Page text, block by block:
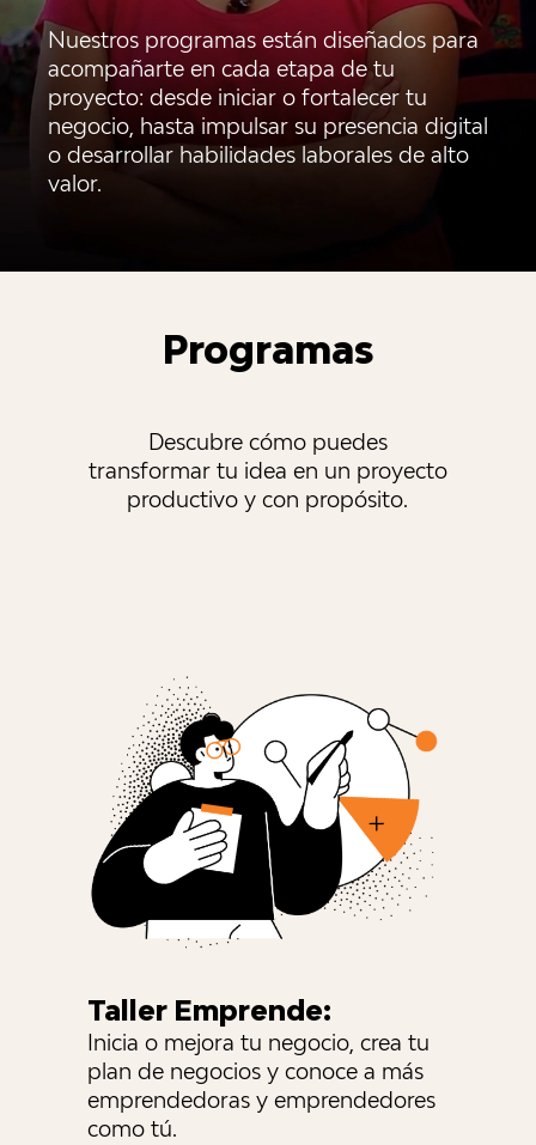
Nuestros programas están diseñados para
acompañarte en cada etapa de tu
proyecto: desde iniciar o fortalecer tu
negocio, hasta impulsar su presencia digital
o desarrollar habilidades laborales de alto
valor.
Programas
Descubre cómo puedes
transformar tu idea en un proyecto
productivo y con propósito.
Taller Emprende:
Inicia o mejora tu negocio, crea tu
plan de negocios y conoce a más
emprendedoras y emprendedores
como tú.